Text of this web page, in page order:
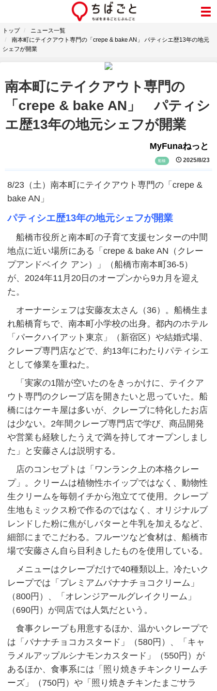
トップ
ニュース一覧
南本町にテイクアウト専門の「crepe & bake AN」 パティシエ歴13年の地元
シェフが開業
南本町にテイクアウト専門の
「crepe & bake AN」 パティシ
エ歴13年の地元シェフが開業
MyFunaねっと
船橋 2025/8/23
8/23（土）南本町にテイクアウト専門の「crepe &
bake AN」
パティシエ歴13年の地元シェフが開業
船橋市役所と南本町の子育て支援センターの中間
地点に近い場所にある「crepe & bake AN（クレー
プアンドベイク アン）」（船橋市南本町36-5）
が、2024年11月20日のオープンから9カ月を迎え
た。
オーナーシェフは安藤友太さん（36）。船橋生ま
れ船橋育ちで、南本町小学校の出身。都内のホテル
「パークハイアット東京」（新宿区）や結婚式場、
クレープ専門店などで、約13年にわたりパティシエ
として修業を重ねた。
「実家の1階が空いたのをきっかけに、テイクア
ウト専門のクレープ店を開きたいと思っていた。船
橋にはケーキ屋は多いが、クレープに特化したお店
は少ない。2年間クレープ専門店で学び、商品開発
や営業も経験したうえで満を持してオープンしまし
た」と安藤さんは説明する。
店のコンセプトは「ワンランク上の本格クレー
プ」。クリームは植物性ホイップではなく、動物性
生クリームを毎朝イチから泡立てて使用。クレープ
生地もミックス粉で作るのではなく、オリジナルブ
レンドした粉に焦がしバターと牛乳を加えるなど、
細部にまでこだわる。フルーツなど食材は、船橋市
場で安藤さん自ら目利きしたものを使用している。
メニューはクレープだけで40種類以上。冷たいク
レープでは「プレミアムバナナチョコクリーム」
（800円）、「オレンジアールグレイクリーム」
（690円）が同店では人気だという。
食事クレープも用意するほか、温かいクレープで
は「バナナチョコカスタード」（580円）、「キャ
ラメルアップルシナモンカスタード」（550円）が
あるほか、食事系には「照り焼きチキンクリームチ
ーズ」（750円）や「照り焼きチキンたまごサラ